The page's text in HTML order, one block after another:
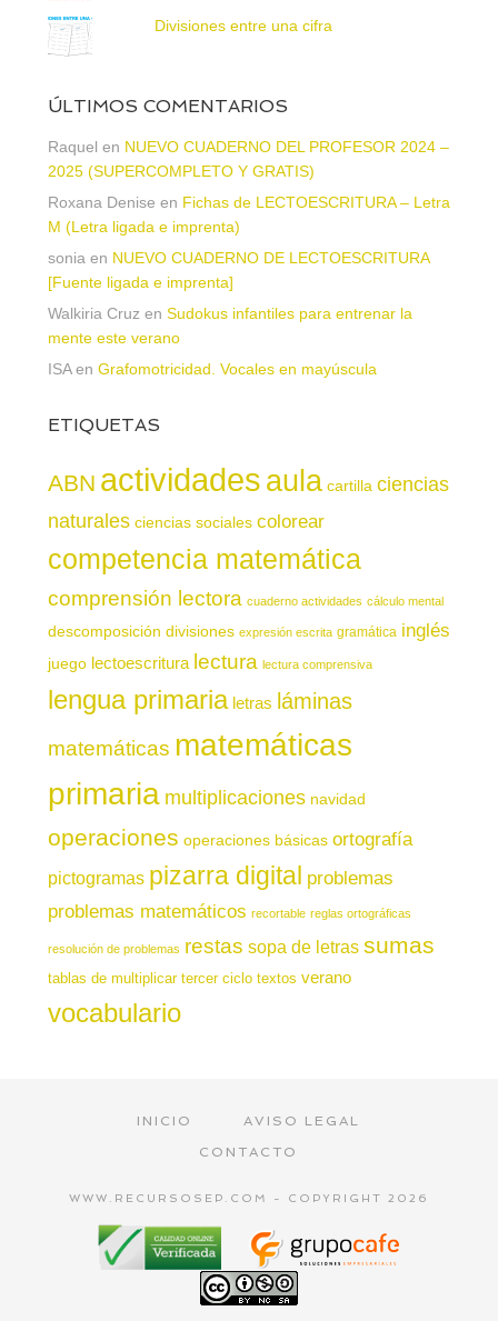
Divisiones entre una cifra
ÚLTIMOS COMENTARIOS
Raquel en NUEVO CUADERNO DEL PROFESOR 2024 –
2025 (SUPERCOMPLETO Y GRATIS)
Roxana Denise en Fichas de LECTOESCRITURA – Letra
M (Letra ligada e imprenta)
sonia en NUEVO CUADERNO DE LECTOESCRITURA
[Fuente ligada e imprenta]
Walkiria Cruz en Sudokus infantiles para entrenar la
mente este verano
ISAen Grafomotricidad. Vocales en mayúscula
ETIQUETAS
ABN actividadesaula cartilla ciencias
naturales ciencias sociales colorear
competencia matemática
comprensión lectora cuaderno actividades cálculo mental
descomposición divisiones expresión escrita gramática inglés
juego lectoescritura lectura lectura comprensiva
lengua primaria letras láminas
matemáticas matemáticas
primaria multiplicaciones navidad
operaciones operaciones básicas ortografía
pictogramas pizarra digital problemas
problemas matemáticos recortable reglas ortográficas
resolución de problemas restas sopa de letras sumas
tablas de multiplicar tercer ciclo textos verano
vocabulario
INICIO
AVISO LEGAL
CONTACTO
WWW.RECURSOSEP.COM - COPYRIGHT 2026